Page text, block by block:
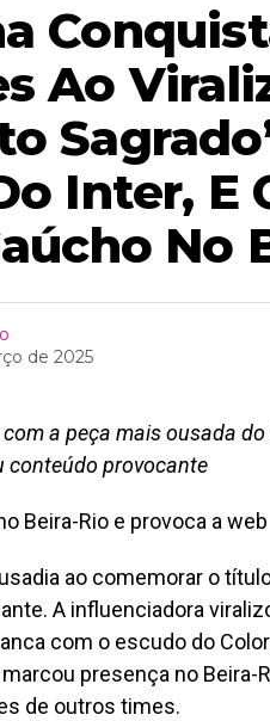
Ao
Inter, E
No
de 2025
a peça mais ousada
conteúdo provocante
Beira-Rio e provoca a web
ao comemorar o
A influenciadora
com o escudo do
presença no Beira-
de outros times.